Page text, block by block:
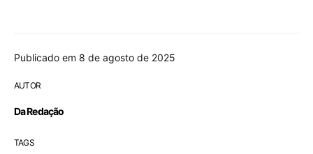
Publicado em 8 de agosto de 2025
AUTOR
Da Redação
TAGS